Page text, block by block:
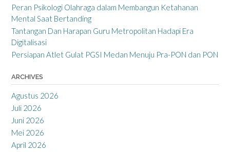
Peran Psikologi Olahraga dalam Membangun Ketahanan
Mental Saat Bertanding
Tantangan Dan Harapan Guru Metropolitan Hadapi Era
Digitalisasi
Persiapan Atlet Gulat PGSI Medan Menuju Pra-PON dan PON
ARCHIVES
Agustus 2026
Juli 2026
Juni 2026
Mei 2026
April 2026